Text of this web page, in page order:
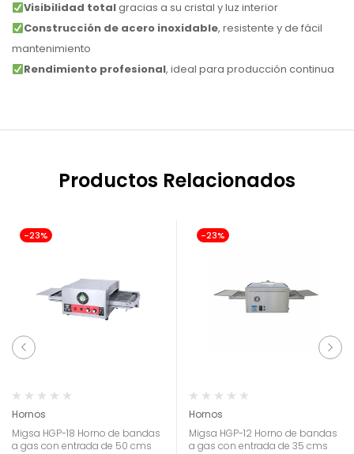
Visibilidad totalgracias a su cristal y luz interior
Construcción de acero inoxidable, resistente y de fácil
mantenimiento
Rendimiento profesional, ideal para producción continua
Productos Relacionados
-23%
Hornos
Migsa HGP-18 Horno de bandas
a gas con entrada de 50 cms
-23%
Hornos
Migsa HGP-12 Horno de bandas
a gas con entrada de 35 cms